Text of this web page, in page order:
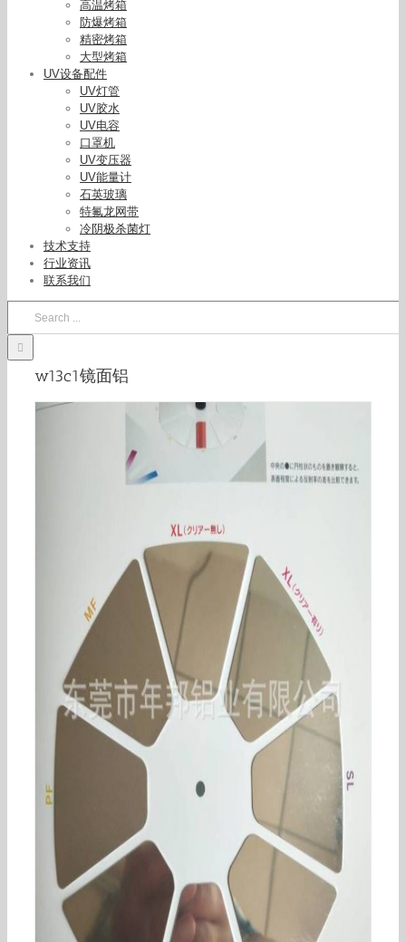
高温烤箱
防爆烤箱
精密烤箱
大型烤箱
UV设备配件
UV灯管
UV胶水
UV电容
口罩机
UV变压器
UV能量计
石英玻璃
特氟龙网带
冷阴极杀菌灯
技术支持
行业资讯
联系我们
w13c1镜面铝
uv固化机镜面铝_,uv反射镜面铝,,uv固化机镜面铝
德国镜面铝_,紫外线反射镜面铝uvled,紫外线灯,uv